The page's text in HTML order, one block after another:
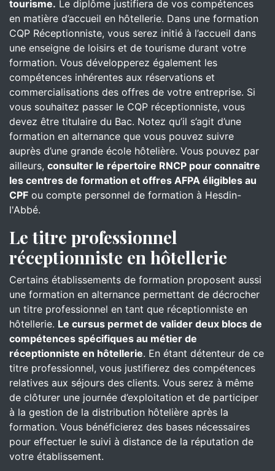
tourisme. Le diplôme justifiera de vos compétences
en matière d’accueil en hôtellerie. Dans une formation
CQP Réceptionniste, vous serez initié à l’accueil dans
une enseigne de loisirs et de tourisme durant votre
formation. Vous développerez également les
compétences inhérentes aux réservations et
commercialisations des offres de votre entreprise. Si
vous souhaitez passer le CQP réceptionniste, vous
devez être titulaire du Bac. Notez qu’il s’agit d’une
formation en alternance que vous pouvez suivre
auprès d’une grande école hôtelière. Vous pouvez par
ailleurs, consulter le répertoire RNCP pour connaitre
les centres de formation et offres AFPA éligibles au
CPF ou compte personnel de formation à Hesdin-
l'Abbé.
Le titre professionnel
réceptionniste en hôtellerie
Certains établissements de formation proposent aussi
une formation en alternance permettant de décrocher
un titre professionnel en tant que réceptionniste en
hôtellerie. Le cursus permet de valider deux blocs de
compétences spécifiques au métier de
réceptionniste en hôtellerie. En étant détenteur de ce
titre professionnel, vous justifierez des compétences
relatives aux séjours des clients. Vous serez à même
de clôturer une journée d’exploitation et de participer
à la gestion de la distribution hôtelière après la
formation. Vous bénéficierez des bases nécessaires
pour effectuer le suivi à distance de la réputation de
votre établissement.